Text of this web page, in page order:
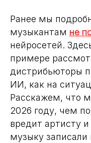
Ранее мы
музыкантам не
нейросетей.
примере
дистрибьюторы
ИИ, как на
Расскажем, что
2026 году, чем
вредит артисту
музыку записали